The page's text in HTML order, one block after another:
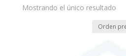
Mostrando el único resultado